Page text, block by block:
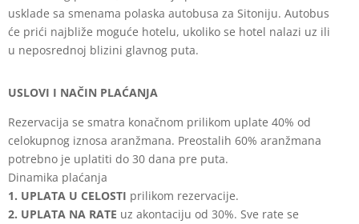
usklade sa smenama polaska autobusa za Sitoniju. Autobus
će prići najbliže moguće hotelu, ukoliko se hotel nalazi uz ili
u neposrednoj blizini glavnog puta.
USLOVI I NAČIN PLAĆANJA
Rezervacija se smatra konačnom prilikom uplate 40% od
celokupnog iznosa aranžmana. Preostalih 60% aranžmana
potrebno je uplatiti do 30 dana pre puta.
Dinamika plaćanja
1. UPLATA U CELOSTI prilikom rezervacije.
2. UPLATA NA RATE uz akontaciju od 30%. Sve rate se